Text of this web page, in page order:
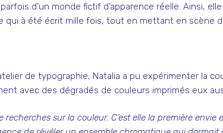
d’un monde fictif d’apparence réelle. Ainsi,
qui à été écrit mille fois, tout en mettant en scène
de typographie, Natalia a pu expérimenter la
avec des dégradés de couleurs imprimés eux
sur la couleur. C’est elle la première